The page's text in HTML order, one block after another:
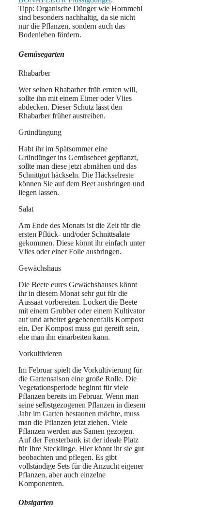
Tipp: Organische Dünger wie Hornmehl
sind besonders nachhaltig, da sie nicht
nur die Pflanzen, sondern auch das
Bodenleben fördern.
Gemüsegarten
Rhabarber
Wer seinen Rhabarber früh ernten will,
sollte ihn mit einem Eimer oder Vlies
abdecken. Dieser Schutz lässt den
Rhabarber früher austreiben.
Gründüngung
Habt ihr im Spätsommer eine
Gründünger ins Gemüsebeet gepflanzt,
sollte man diese jetzt abmähen und das
Schnittgut häckseln. Die Häckselreste
können Sie auf dem Beet ausbringen und
liegen lassen.
Salat
Am Ende des Monats ist die Zeit für die
ersten Pflück- und/oder Schnittsalate
gekommen. Diese könnt ihr einfach unter
Vlies oder einer Folie ausbringen.
Gewächshaus
Die Beete eures Gewächshauses könnt
ihr in diesem Monat sehr gut für die
Aussaat vorbereiten. Lockert die Beete
mit einem Grubber oder einem Kultivator
auf und arbeitet gegebenenfalls Kompost
ein. Der Kompost muss gut gereift sein,
ehe man ihn einarbeiten kann.
Vorkultivieren
Im Februar spielt die Vorkultivierung für
die Gartensaison eine große Rolle. Die
Vegetationsperiode beginnt für viele
Pflanzen bereits im Februar. Wenn man
seine selbstgezogenen Pflanzen in diesem
Jahr im Garten bestaunen möchte, muss
man die Pflanzen jetzt ziehen. Viele
Pflanzen werden aus Samen gezogen.
Auf der Fensterbank ist der ideale Platz
für Ihre Stecklinge. Hier könnt ihr sie gut
beobachten und pflegen. Es gibt
vollständige Sets für die Anzucht eigener
Pflanzen, aber auch einzelne
Komponenten.
Obstgarten